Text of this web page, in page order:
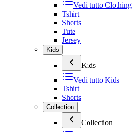
Vedi tutto Clothing
Tshirt
Shorts
Tute
Jersey
Kids
Kids
Vedi tutto Kids
Tshirt
Shorts
Collection
Collection